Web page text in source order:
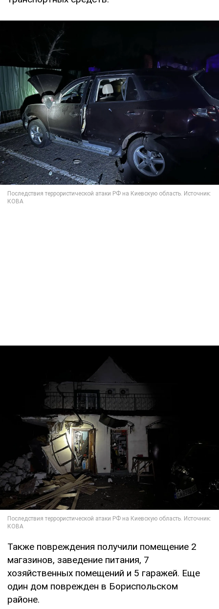
Также повреждения получили помещение 2
магазинов, заведение питания, 7
хозяйственных помещений и 5 гаражей. Еще
один дом поврежден в Бориспольском
районе.